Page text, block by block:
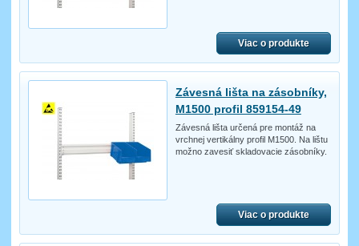
Viac o produkte
Závesná lišta na zásobníky,
M1500 profil 859154-49
Závesná lišta určená pre montáž na
vrchnej vertikálny profil M1500. Na lištu
možno zavesiť skladovacie zásobníky.
Viac o produkte